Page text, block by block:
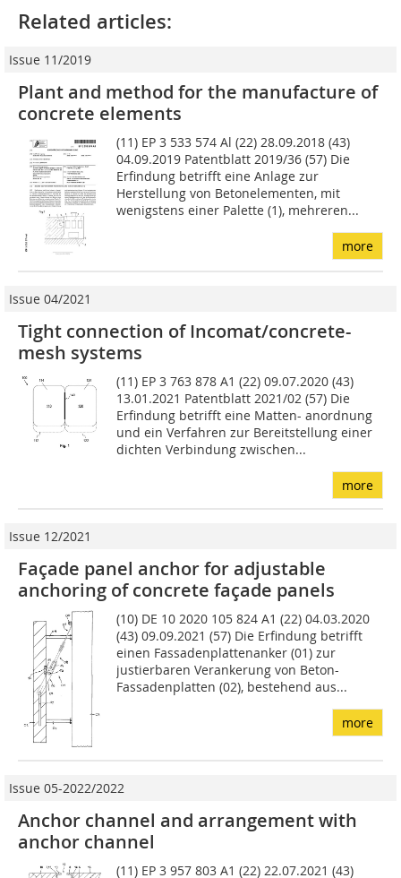
Related articles:
Issue 11/2019
Plant and method for the manufacture of
concrete elements
(11) EP 3 533 574 Al (22) 28.09.2018 (43)
04.09.2019 Patentblatt 2019/36 (57) Die
Erfindung betrifft eine Anlage zur
Herstellung von Betonelementen, mit
wenigstens einer Palette (1), mehreren...
more
Issue 04/2021
Tight connection of Incomat/concrete-
mesh systems
(11) EP 3 763 878 A1 (22) 09.07.2020 (43)
13.01.2021 Patentblatt 2021/02 (57) Die
Erfindung betrifft eine Matten- anordnung
und ein Verfahren zur Bereitstellung einer
dichten Verbin­dung zwischen...
more
Issue 12/2021
Façade panel anchor for adjustable
anchoring of concrete façade panels
(10) DE 10 2020 105 824 A1 (22) 04.03.2020
(43) 09.09.2021 (57) Die Erfindung betrifft
einen Fassadenplattenanker (01) zur
justierbaren Verankerung von Beton-
Fassadenplatten (02), bestehend aus...
more
Issue 05-2022/2022
Anchor channel and arrangement with
anchor channel
(11) EP 3 957 803 A1 (22) 22.07.2021 (43)